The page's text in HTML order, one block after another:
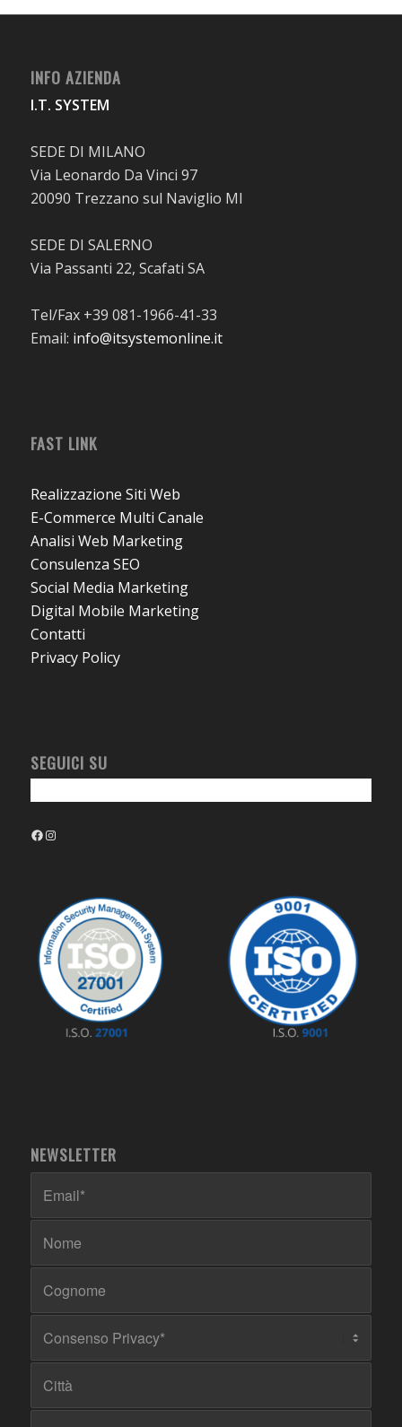
INFO AZIENDA
I.T. SYSTEM
SEDE DI MILANO
Via Leonardo Da Vinci 97
20090 Trezzano sul Naviglio MI
SEDE DI SALERNO
Via Passanti 22, Scafati SA
Tel/Fax +39 081-1966-41-33
Email: info@itsystemonline.it
FAST LINK
Realizzazione Siti Web
E-Commerce Multi Canale
Analisi Web Marketing
Consulenza SEO
Social Media Marketing
Digital Mobile Marketing
Contatti
Privacy Policy
SEGUICI SU
Facebook
Instagram
NEWSLETTER